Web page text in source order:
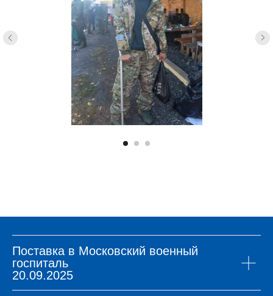
Поставка в Московский военный
госпиталь
20.09.2025